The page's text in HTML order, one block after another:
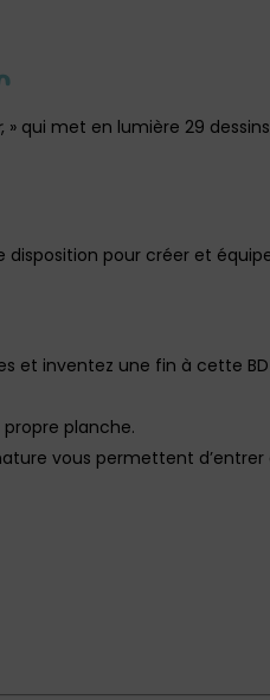
, » qui met en lumière 29
disposition pour créer et
et inventez une fin à cette BD
planche.
vous permettent d’entrer